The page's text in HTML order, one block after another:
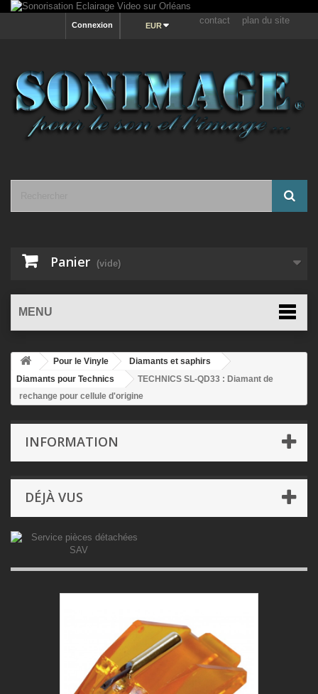
contact plan du site
EUR
Connexion
Panier (vide)
MENU
Pour le Vinyle
Diamants et saphirs
Diamants pour Technics
TECHNICS SL-QD33 : Diamant de
rechange pour cellule d'origine
INFORMATION
DÉJÀ VUS